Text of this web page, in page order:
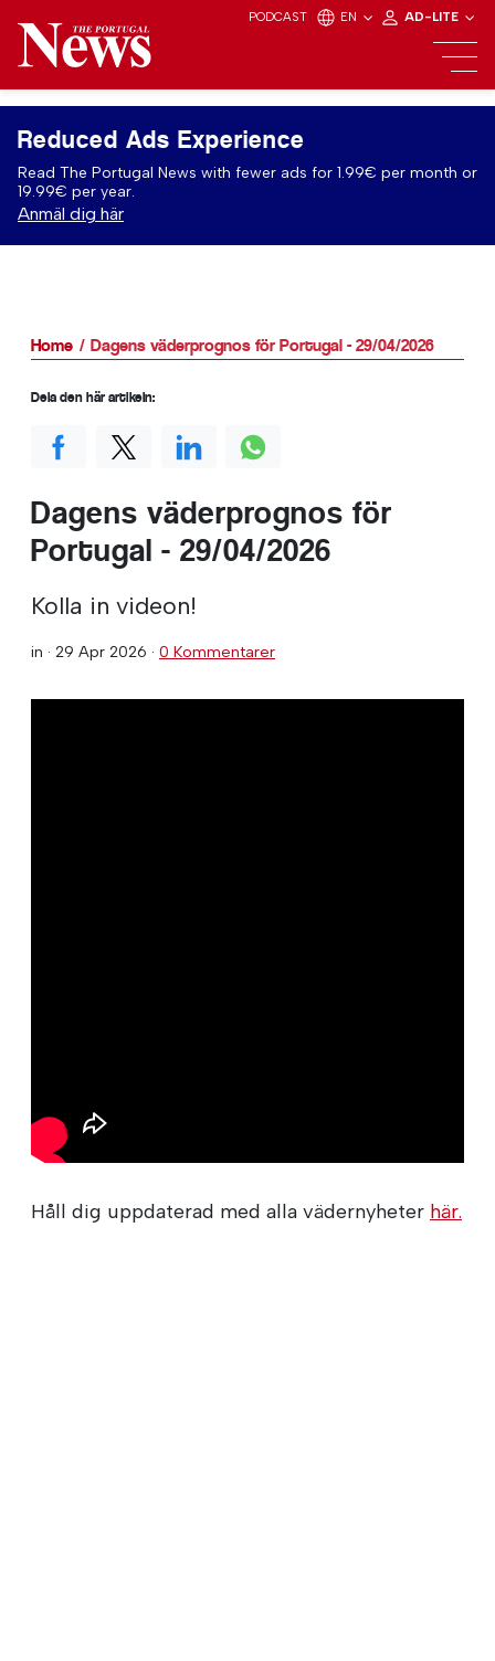
PODCAST EN AD-LITE
Reduced Ads Experience
Read The Portugal News with fewer ads for 1.99€ per month or
19.99€ per year.
Anmäl dig här
Home Dagens väderprognos för Portugal - 29/04/2026
Dagens väderprognos för
Portugal - 29/04/2026
Kolla in videon!
in · 29 Apr 2026 · 0 Kommentarer
Håll dig uppdaterad med alla vädernyheter här.
Dela den här artikeln: